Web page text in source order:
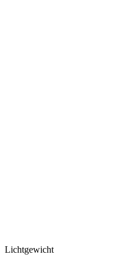
Lichtgewicht